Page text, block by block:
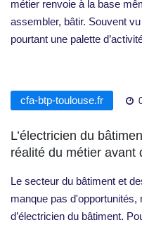
métier renvoie à la base
assembler, bâtir. Souvent
pourtant une palette
cfa-btp-toulouse.fr
L’électricien du
réalité du métier avant
Le secteur du bâtiment et
manque pas
d’électricien du bâtiment.